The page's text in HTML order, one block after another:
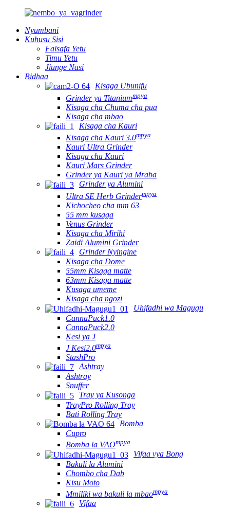
Nyumbani
Kuhusu Sisi
Falsafa Yetu
Timu Yetu
Jiunge Nasi
Bidhaa
Kisaga Ubunifu
Grinder ya Titaniummpya
Kisaga cha Chuma cha pua
Kisaga cha mbao
Kisaga cha Kauri
Kisaga cha Kauri 3.0mpya
Kauri Ultra Grinder
Kisaga cha Kauri
Kauri Mars Grinder
Grinder ya Kauri ya Mraba
Grinder ya Alumini
Ultra SE Herb Grindermpya
Kichocheo cha mm 63
55 mm kusaga
Venus Grinder
Kisaga cha Mirihi
Zaidi Alumini Grinder
Grinder Nyingine
Kisaga cha Dome
55mm Kisaga matte
63mm Kisaga matte
Kusaga umeme
Kisaga cha ngozi
Uhifadhi wa Magugu
CannaPuck1.0
CannaPuck2.0
Kesi ya J
J Kesi2.0mpya
StashPro
Ashtray
Ashtray
Snuffer
Tray ya Kusonga
TrayPro Rolling Tray
Bati Rolling Tray
Bomba
Cupro
Bomba la VAOmpya
Vifaa vya Bong
Bakuli la Alumini
Chombo cha Dab
Kisu Moto
Mmiliki wa bakuli la mbaompya
Vifaa